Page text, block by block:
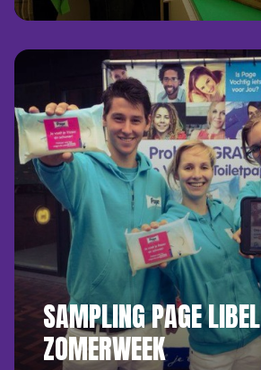
SAMPLING PAGE
ZOMERWEEK